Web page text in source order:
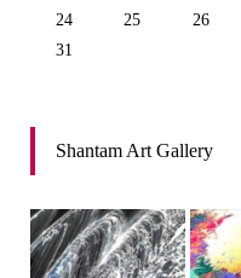
24
25 26
31
Shantam Art Gallery